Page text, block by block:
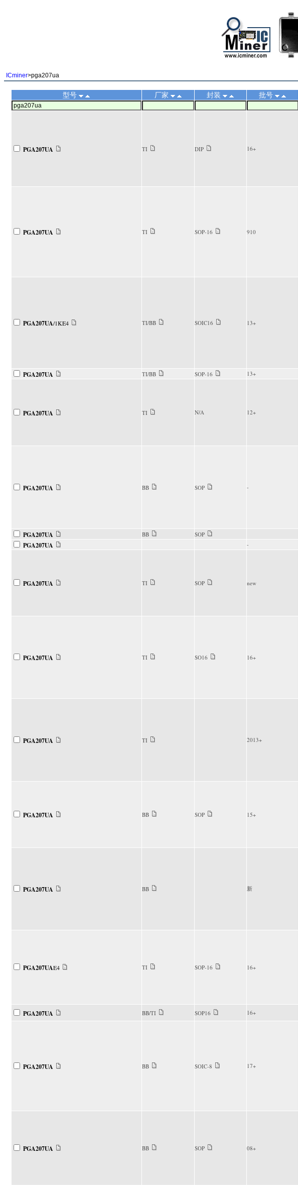
ICminer>pga207ua
型号 厂家 封装 批号
PGA207UA TI DIP 16+
PGA207UA TI SOP-16 910
PGA207UA/1KE4 TI/BB SOIC16 13+
PGA207UA TI/BB SOP-16 13+
PGA207UA TI N/A 12+
PGA207UA BB SOP -
PGA207UA BB SOP
PGA207UA -
PGA207UA TI SOP new
PGA207UA TI SO16 16+
PGA207UA TI 2013+
PGA207UA BB SOP 15+
PGA207UA BB 新
PGA207UAE4 TI SOP-16 16+
PGA207UA BB/TI SOP16 16+
PGA207UA BB SOIC-8 17+
PGA207UA BB SOP 08+